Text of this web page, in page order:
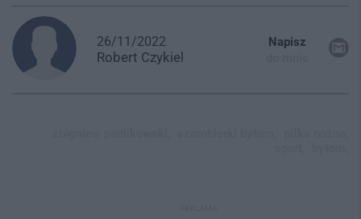
26/11/2022
Robert Czykiel
Napisz